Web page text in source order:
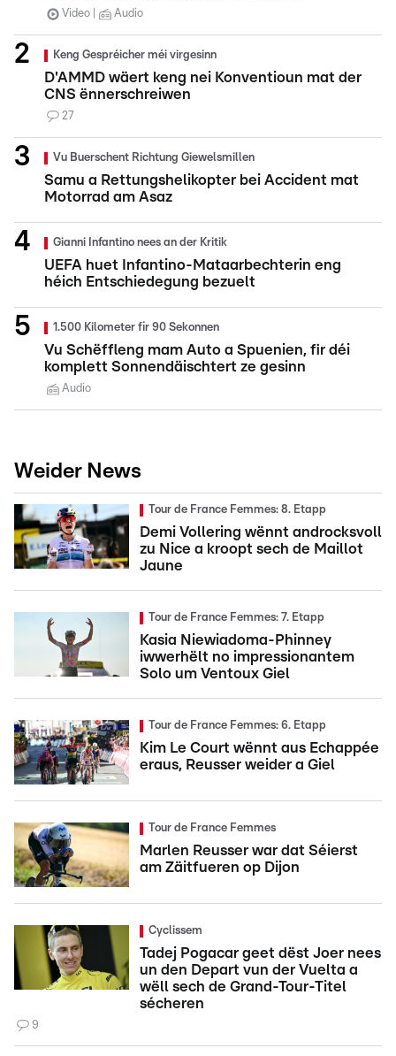
Video Audio
Keng Gespréicher méi virgesinn
D'AMMD wäert keng nei Konventioun mat der
CNS ënnerschreiwen
27
Vu Buerschent Richtung Giewelsmillen
Samu a Rettungshelikopter bei Accident mat
Motorrad am Asaz
Gianni Infantino nees an der Kritik
UEFA huet Infantino-Mataarbechterin eng
héich Entschiedegung bezuelt
1.500 Kilometer fir 90 Sekonnen
Vu Schëffleng mam Auto a Spuenien, fir déi
komplett Sonnendäischtert ze gesinn
Audio
Weider News
Tour de France Femmes: 8. Etapp
Demi Vollering wënnt androcksvoll
zu Nice a kroopt sech de Maillot
Jaune
Tour de France Femmes: 7. Etapp
Kasia Niewiadoma-Phinney
iwwerhëlt no impressionantem
Solo um Ventoux Giel
Tour de France Femmes: 6. Etapp
Kim Le Court wënnt aus Echappée
eraus, Reusser weider a Giel
Tour de France Femmes
Marlen Reusser war dat Séierst
am Zäitfueren op Dijon
Cyclissem
Tadej Pogacar geet dëst Joer nees
un den Depart vun der Vuelta a
wëll sech de Grand-Tour-Titel
sécheren
9